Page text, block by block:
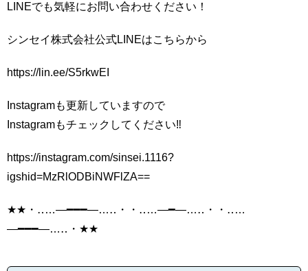
LINEでも気軽にお問い合わせください！
シンセイ株式会社公式LINEはこちらから
https://lin.ee/S5rkwEI
Instagramも更新していますので
Instagramもチェックしてください‼️
https://instagram.com/sinsei.1116?
igshid=MzRlODBiNWFlZA==
★★・‥…―━━━―…‥・・‥…―━―…‥・・‥…
―━━━―…‥・★★